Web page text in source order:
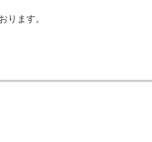
ります。